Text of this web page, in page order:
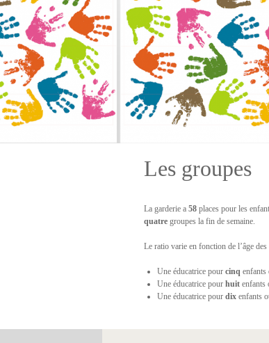
Les groupes
La garderie a 58 places pour les
quatre groupes la fin de semaine.
Le ratio varie en fonction de l’âge
Une éducatrice pourcinq enfants
Une éducatrice pourhuit enfants
Une éducatrice pourdix enfants